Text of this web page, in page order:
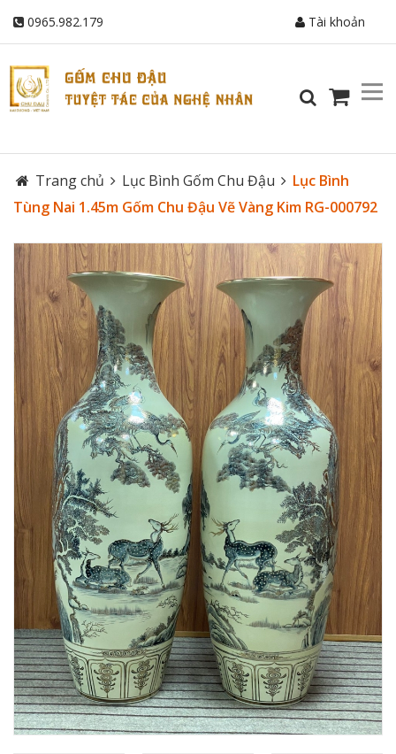
0965.982.179 Tài khoản
Trang chủ Lục Bình Gốm Chu Đậu
Lục Bình
Tùng Nai 1.45m Gốm Chu Đậu Vẽ Vàng Kim RG-000792